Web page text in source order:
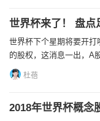
世界杯来了！ 盘点
世界杯下个星期将要开
的股权，这消息一出，A
杜蓓
2018年世界杯概念